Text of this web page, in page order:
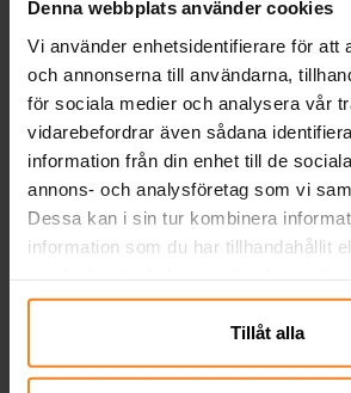
Denna webbplats använder cookies
Vi använder enhetsidentifierare för att
och annonserna till användarna,
för sociala medier och analysera vår
vidarebefordrar även sådana
information från din enhet till de
annons- och analysföretag som vi
Dessa kan i sin tur kombinera
information som du har tillhandahållit
närsomhelst ändra ditt samtycke.
Tillåt alla
Ballonger - Mörkblå 10-
pack